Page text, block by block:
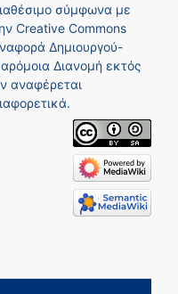
σύμφωνα με
Creative Commons
Δημιουργού-
Διανομή εκτός
αναφέρεται